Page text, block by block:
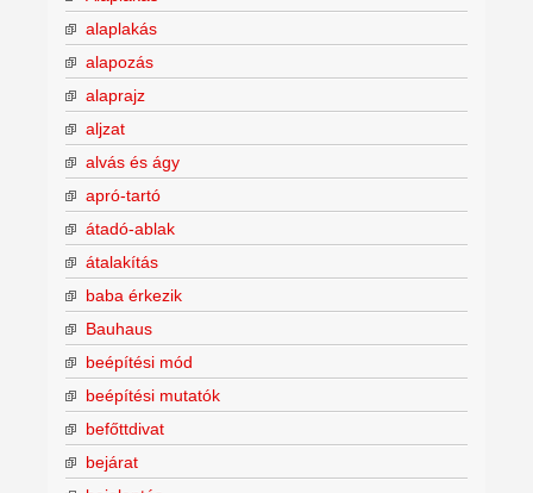
alaplakás
alapozás
alaprajz
aljzat
alvás és ágy
apró-tartó
átadó-ablak
átalakítás
baba érkezik
Bauhaus
beépítési mód
beépítési mutatók
befőttdivat
bejárat